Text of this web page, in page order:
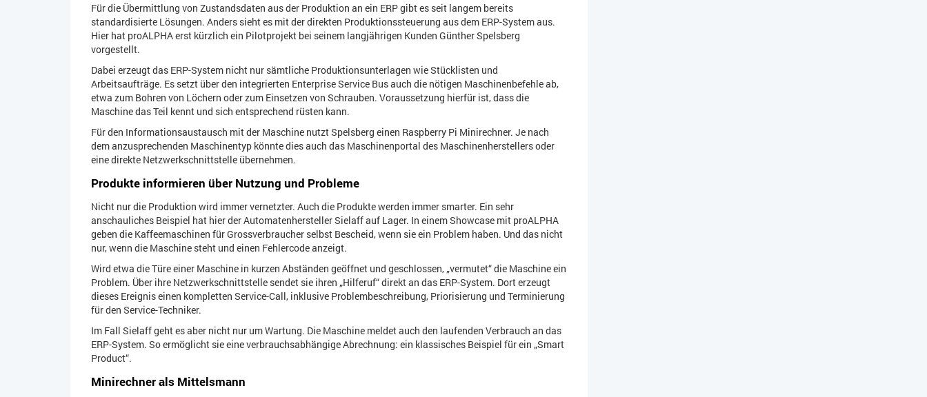
Für die Übermittlung von Zustandsdaten aus der Produktion an ein ERP gibt es seit langem bereits
standardisierte Lösungen. Anders sieht es mit der direkten Produktionssteuerung aus dem ERP-System aus.
Hier hat proALPHA erst kürzlich ein Pilotprojekt bei seinem langjährigen Kunden Günther Spelsberg
vorgestellt.
Dabei erzeugt das ERP-System nicht nur sämtliche Produktionsunterlagen wie Stücklisten und
Arbeitsaufträge. Es setzt über den integrierten Enterprise Service Bus auch die nötigen Maschinenbefehle ab,
etwa zum Bohren von Löchern oder zum Einsetzen von Schrauben. Voraussetzung hierfür ist, dass die
Maschine das Teil kennt und sich entsprechend rüsten kann.
Für den Informationsaustausch mit der Maschine nutzt Spelsberg einen Raspberry Pi Minirechner. Je nach
dem anzusprechenden Maschinentyp könnte dies auch das Maschinenportal des Maschinenherstellers oder
eine direkte Netzwerkschnittstelle übernehmen.
Produkte informieren über Nutzung und Probleme
Nicht nur die Produktion wird immer vernetzter. Auch die Produkte werden immer smarter. Ein sehr
anschauliches Beispiel hat hier der Automatenhersteller Sielaff auf Lager. In einem Showcase mit proALPHA
geben die Kaffeemaschinen für Grossverbraucher selbst Bescheid, wenn sie ein Problem haben. Und das nicht
nur, wenn die Maschine steht und einen Fehlercode anzeigt.
Wird etwa die Türe einer Maschine in kurzen Abständen geöffnet und geschlossen, „vermutet“ die Maschine ein
Problem. Über ihre Netzwerkschnittstelle sendet sie ihren „Hilferuf“ direkt an das ERP-System. Dort erzeugt
dieses Ereignis einen kompletten Service-Call, inklusive Problembeschreibung, Priorisierung und Terminierung
für den Service-Techniker.
Im Fall Sielaff geht es aber nicht nur um Wartung. Die Maschine meldet auch den laufenden Verbrauch an das
ERP-System. So ermöglicht sie eine verbrauchsabhängige Abrechnung: ein klassisches Beispiel für ein „Smart
Product“.
Minirechner als Mittelsmann